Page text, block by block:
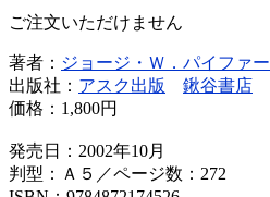
ご注文いただけません
著者： ジョージ・Ｗ．パイファー
出版社： アスク出版
鍬谷書店
価格： 1,800円
発売日：2002年10月
判型：Ａ５／ページ数：272